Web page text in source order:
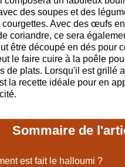
des soupes et des
courgettes. Avec des œufs
coriandre, ce sera
être découpé en dés pour
le faire cuire à la poêle
de plats. Lorsqu'il est grillé
la recette idéale pour en
Sommaire de
est fait le halloumi ?